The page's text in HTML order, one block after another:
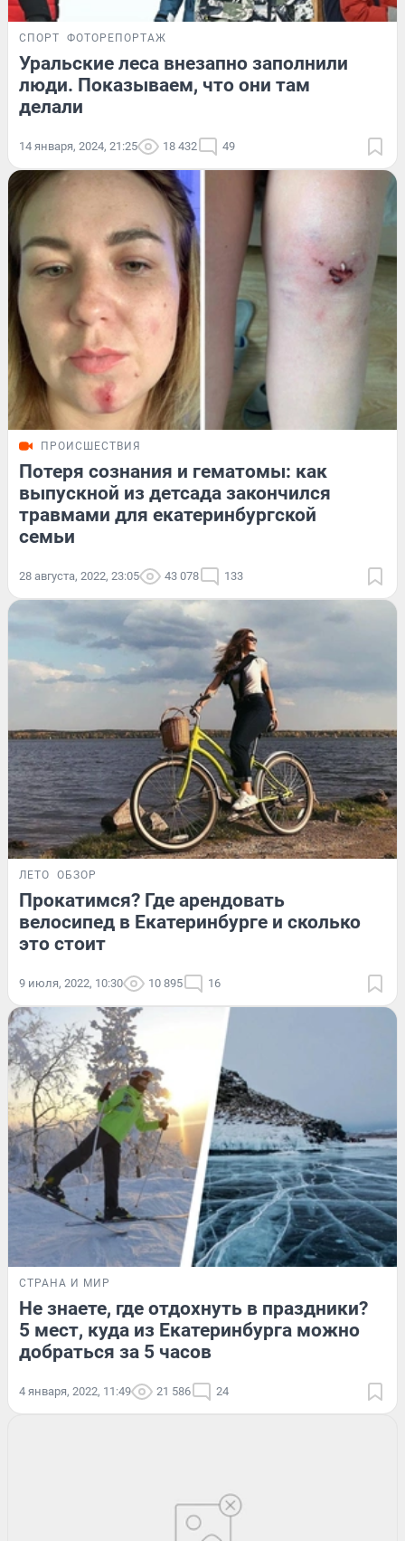
СПОРТ ФОТОРЕПОРТАЖ
Уральские леса внезапно заполнили
люди. Показываем, что они там
делали
14 января, 2024, 21:25 18 432 49
ПРОИСШЕСТВИЯ
Потеря сознания и гематомы: как
выпускной из детсада закончился
травмами для екатеринбургской
семьи
28 августа, 2022, 23:05 43 078 133
ЛЕТО ОБЗОР
Прокатимся? Где арендовать
велосипед в Екатеринбурге и сколько
это стоит
9 июля, 2022, 10:30 10 895 16
СТРАНА И МИР
Не знаете, где отдохнуть в праздники?
5 мест, куда из Екатеринбурга можно
добраться за 5 часов
4 января, 2022, 11:49 21 586 24